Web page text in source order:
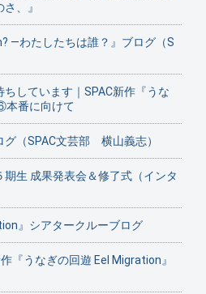
、』
―わたしたちは誰？』ブログ（S
しています｜SPAC新作『うな
本番に向けて
グ（SPAC文芸部 横山義志）
期生 成果発表会＆修了式（インタ
』シアタークルーブログ
『うなぎの回遊 Eel Migration』